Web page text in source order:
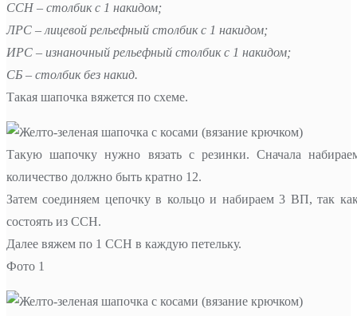
ССН – столбик с 1 накидом;
ЛРС – лицевой рельефный столбик с 1 накидом;
ИРС – изнаночный рельефный столбик с 1 накидом;
СБ – столбик без накид.
Такая шапочка вяжется по схеме.
Такую шапочку нужно вязать с резинки. Сначала
количество должно быть кратно 12.
Затем соединяем цепочку в кольцо и набираем 3 ВП, так
состоять из ССН.
Далее вяжем по 1 ССН в каждую петельку.
Фото 1